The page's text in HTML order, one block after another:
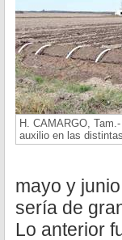
H. CAMARGO,
auxilio en las
mayo y
sería de
Lo anterior